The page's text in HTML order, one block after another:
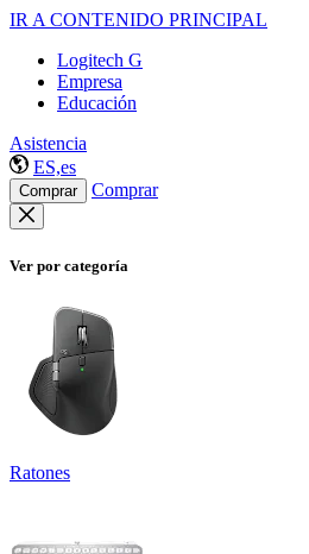
IR A CONTENIDO PRINCIPAL
Logitech G
Empresa
Educación
Asistencia
ES,es
Comprar Comprar
Ver por categoría
Ratones